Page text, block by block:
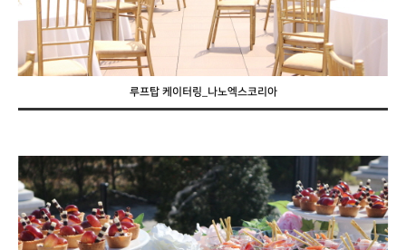
루프탑 케이터링_나노엑스코리아